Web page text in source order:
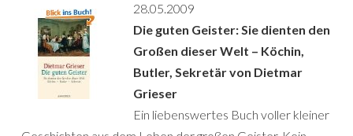
28.05.2009
Die guten Geister: Sie dienten den
Großen dieser Welt – Köchin,
Butler, Sekretär von Dietmar
Grieser
Ein liebenswertes Buch voller kleiner